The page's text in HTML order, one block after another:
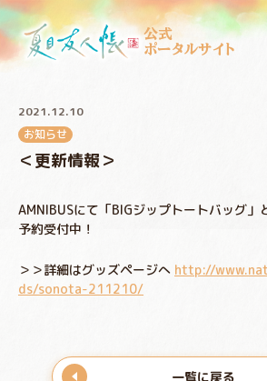
公式
ポータルサイト
2021.12.10
お知らせ
＜更新情報＞
AMNIBUSにて「BIGジップトートバッグ」
予約受付中！
＞＞詳細はグッズページへ http://
ds/sonota-211210/
一覧に戻る